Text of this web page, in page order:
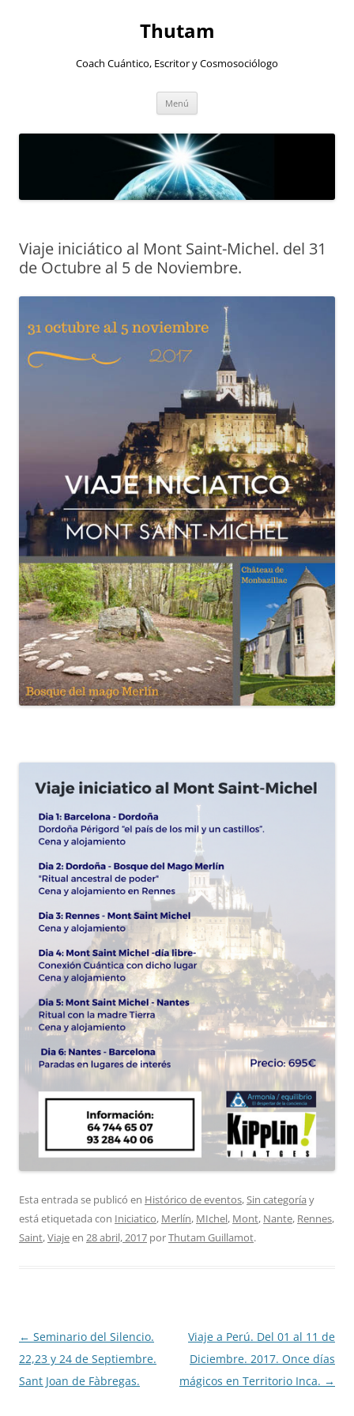
Thutam
Coach Cuántico, Escritor y Cosmosociólogo
Menú
Viaje iniciático al Mont Saint-Michel. del 31
de Octubre al 5 de Noviembre.
Esta entrada se publicó en Histórico de eventos,Sin categoría y
está etiquetada con Iniciatico, Merlín, MIchel, Mont, Nante, Rennes,
Saint,Viajeen 28 abril, 2017 porThutam Guillamot.
Navegación
de
entradas
← Seminario del Silencio.
22,23 y 24 de Septiembre.
Sant Joan de Fàbregas.
Viaje a Perú. Del 01 al 11 de
Diciembre. 2017. Once días
mágicos en Territorio Inca. →